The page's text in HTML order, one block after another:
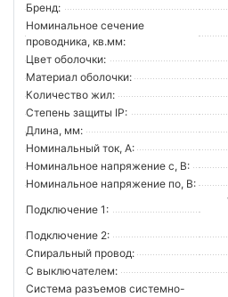
Бренд:
Номинальное сечение
проводника, кв.мм:
Цвет оболочки:
Материал оболочки:
Количество жил:
Степень защиты IP:
Длина, мм:
Номинальный ток, А:
Номинальное напряжение с, В:
Номинальное напряжение по, В:
Подключение 1:
Подключение 2:
Спиральный провод:
С выключателем:
Система разъемов системно-